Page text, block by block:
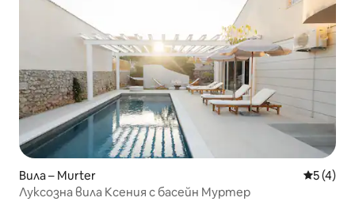
Вила – Murter Средна
5 (4)
Луксозна вила Ксения с басейн Муртер